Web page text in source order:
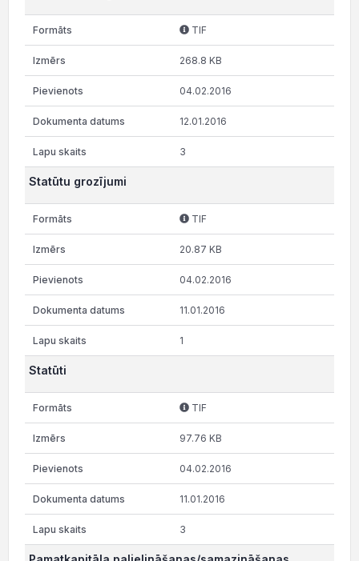
TIF
268.8 KB
04.02.2016
12.01.2016
3
Statūtu grozījumi
TIF
20.87 KB
04.02.2016
11.01.2016
1
Statūti
TIF
97.76 KB
04.02.2016
11.01.2016
3